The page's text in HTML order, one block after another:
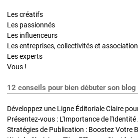
Les créatifs
Les passionnés
Les influenceurs
Les entreprises, collectivités et
Les experts
Vous !
12 conseils pour bien débuter son
Développez une Ligne Éditoriale Claire
Présentez-vous : L'Importance de